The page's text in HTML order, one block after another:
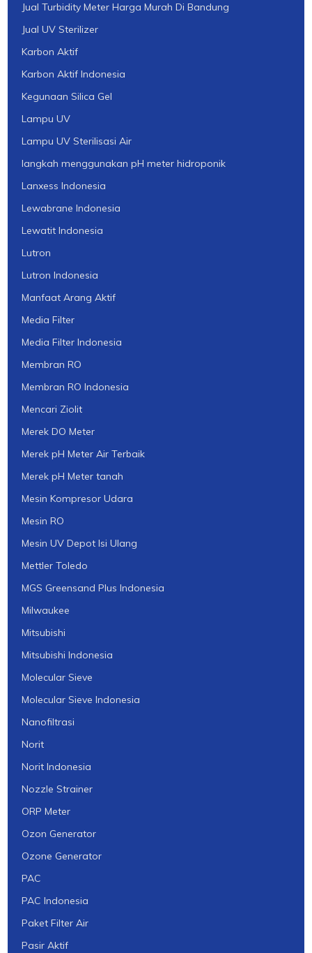
Jual Turbidity Meter Harga Murah Di Bandung
Jual UV Sterilizer
Karbon Aktif
Karbon Aktif Indonesia
Kegunaan Silica Gel
Lampu UV
Lampu UV Sterilisasi Air
langkah menggunakan pH meter hidroponik
Lanxess Indonesia
Lewabrane Indonesia
Lewatit Indonesia
Lutron
Lutron Indonesia
Manfaat Arang Aktif
Media Filter
Media Filter Indonesia
Membran RO
Membran RO Indonesia
Mencari Ziolit
Merek DO Meter
Merek pH Meter Air Terbaik
Merek pH Meter tanah
Mesin Kompresor Udara
Mesin RO
Mesin UV Depot Isi Ulang
Mettler Toledo
MGS Greensand Plus Indonesia
Milwaukee
Mitsubishi
Mitsubishi Indonesia
Molecular Sieve
Molecular Sieve Indonesia
Nanofiltrasi
Norit
Norit Indonesia
Nozzle Strainer
ORP Meter
Ozon Generator
Ozone Generator
PAC
PAC Indonesia
Paket Filter Air
Pasir Aktif